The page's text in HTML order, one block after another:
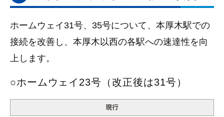
ホームウェイ31号、35号について、本厚木駅での
接続を改善し、本厚木以西の各駅への速達性を向
上します。
○ホームウェイ23号（改正後は31号）